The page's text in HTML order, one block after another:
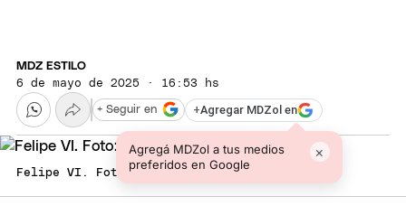
MDZ ESTILO
6 de mayo de 2025 · 16:53 hs
+Agregar MDZol en
Agregá MDZol a tus medios
preferidos en Google
×
+ Seguir en
Felipe VI. Foto: Twitter @CasaReal